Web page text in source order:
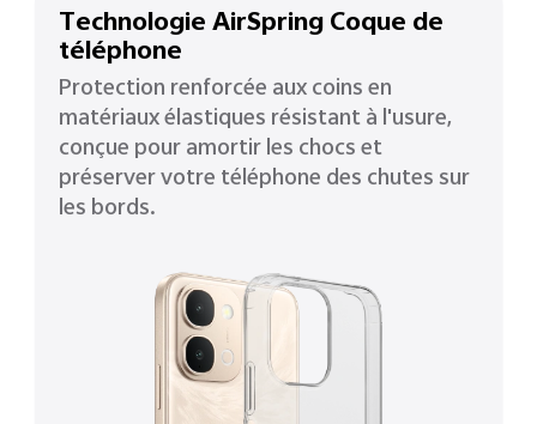
Technologie AirSpring Coque de
téléphone
Protection renforcée aux coins en
matériaux élastiques résistant à l'usure,
conçue pour amortir les chocs et
préserver votre téléphone des chutes sur
les bords.